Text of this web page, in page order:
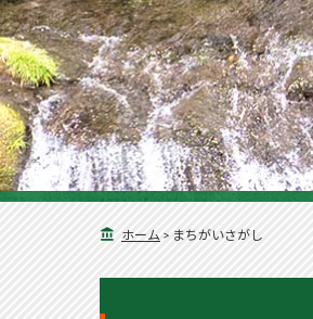
ホーム > まちがいさがし